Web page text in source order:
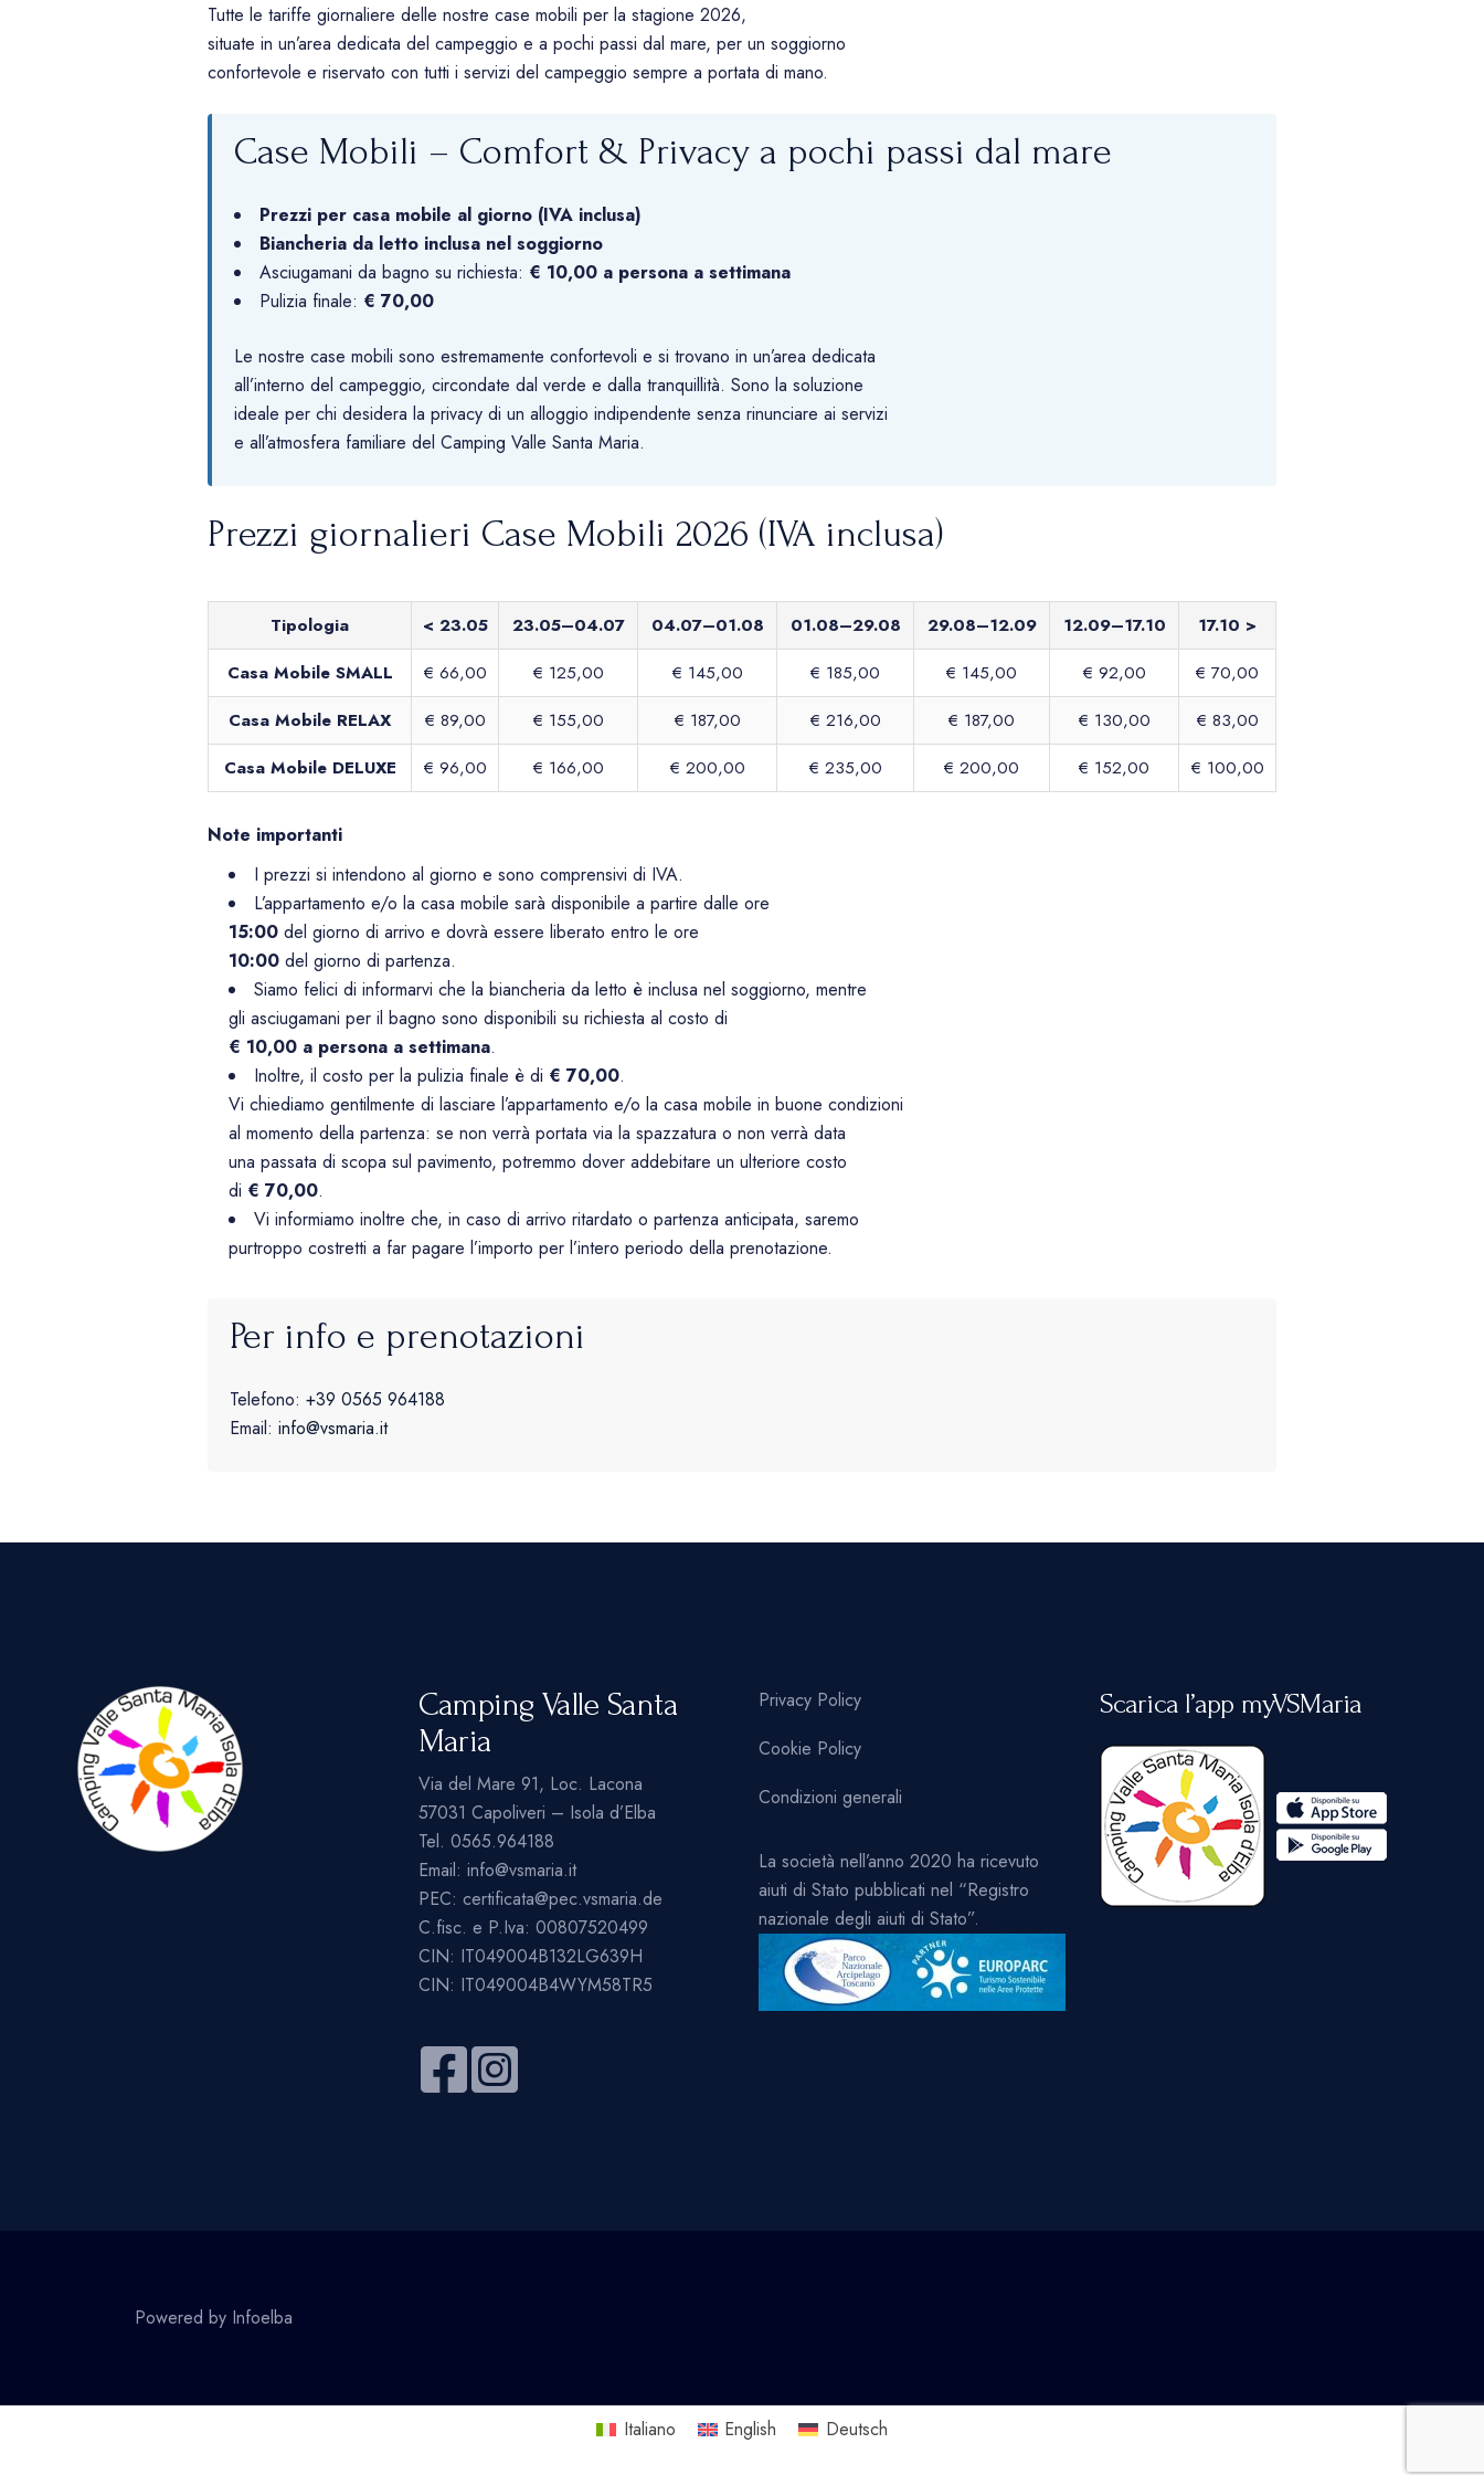
Tutte le tariffe giornaliere delle nostre case mobili per la stagione 2026,
situate in un’area dedicata del campeggio e a pochi passi dal mare, per un soggiorno
confortevole e riservato con tutti i servizi del campeggio sempre a portata di mano.
Case Mobili – Comfort & Privacy a pochi passi dal mare
Prezzi per casa mobile al giorno (IVA inclusa)
Biancheria da letto inclusa nel soggiorno
Asciugamani da bagno su richiesta: € 10,00 a persona a settimana
Pulizia finale: € 70,00
Le nostre case mobili sono estremamente confortevoli e si trovano in un’area dedicata
all’interno del campeggio, circondate dal verde e dalla tranquillità. Sono la soluzione
ideale per chi desidera la privacy di un alloggio indipendente senza rinunciare ai servizi
e all’atmosfera familiare del Camping Valle Santa Maria.
Prezzi giornalieri Case Mobili 2026 (IVA inclusa)
Tipologia < 23.05 23.05–04.07 04.07–01.08 01.08–29.08 29.08–12.09 12.09–17.10
17.10 >
Casa Mobile SMALL
€ 66,00 € 125,00 € 145,00 € 185,00 € 145,00 € 92,00
€ 70,00
Casa Mobile RELAX
€ 89,00 € 155,00 € 187,00 € 216,00 € 187,00 € 130,00
€ 83,00
Casa Mobile DELUXE
€ 96,00 € 166,00 € 200,00 € 235,00 € 200,00 € 152,00 € 100,00
Note importanti
I prezzi si intendono al giorno e sono comprensivi di IVA.
L’appartamento e/o la casa mobile sarà disponibile a partire dalle ore
15:00 del giorno di arrivo e dovrà essere liberato entro le ore
10:00 del giorno di partenza.
Siamo felici di informarvi che la biancheria da letto è inclusa nel soggiorno, mentre
gli asciugamani per il bagno sono disponibili su richiesta al costo di
€ 10,00 a persona a settimana.
Inoltre, il costo per la pulizia finale è di € 70,00.
Vi chiediamo gentilmente di lasciare l’appartamento e/o la casa mobile in buone condizioni
al momento della partenza: se non verrà portata via la spazzatura o non verrà data
una passata di scopa sul pavimento, potremmo dover addebitare un ulteriore costo
di € 70,00.
Vi informiamo inoltre che, in caso di arrivo ritardato o partenza anticipata, saremo
purtroppo costretti a far pagare l’importo per l’intero periodo della prenotazione.
Per info e prenotazioni
Telefono: +39 0565 964188
Email: info@vsmaria.it
Camping Valle Santa
Maria
Via del Mare 91, Loc. Lacona
57031 Capoliveri – Isola d’Elba
Tel. 0565.964188
Email: info@vsmaria.it
PEC: certificata@pec.vsmaria.de
C.fisc. e P.Iva: 00807520499
CIN: IT049004B132LG639H
CIN: IT049004B4WYM58TR5
Privacy Policy
Cookie Policy
Condizioni generali
La società nell’anno 2020 ha ricevuto
aiuti di Stato pubblicati nel “Registro
nazionale degli aiuti di Stato”.
Scarica l’app myVSMaria
Powered by Infoelba
Italiano English Deutsch